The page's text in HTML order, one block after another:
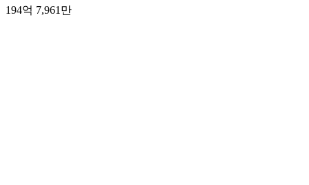
194억 7,961만